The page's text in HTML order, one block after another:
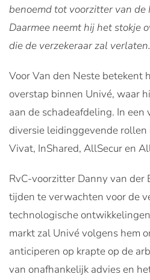
benoemd tot voorzitter van de
Daarmee neemt hij het stokje
die de verzekeraar zal verlaten.
Voor Van den Neste betekent
overstap binnen Univé, waar
aan de schadeafdeling. In
diversie leidinggevende rollen
Vivat, InShared, AllSecur en
RvC-voorzitter Danny van
tijden te verwachten voor de
technologische
markt zal Univé volgens hem
anticiperen op krapte op de
van onafhankelijk advies en